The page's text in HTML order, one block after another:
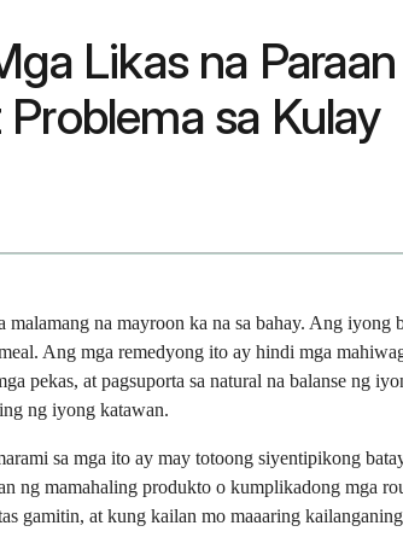
Likas na
sa Kulay
na mayroon ka na sa bahay. Ang iyong
Ang mga remedyong ito ay hindi mga
pekas, at pagsuporta sa natural na balanse ng
ng iyong katawan.
sa mga ito ay may totoong siyentipikong
mamahaling produkto o kumplikadong mga
gamitin, at kung kailan mo maaaring